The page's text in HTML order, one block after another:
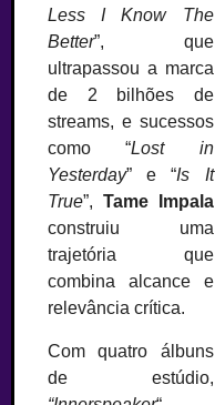
Less I Know The
Better”, que
ultrapassou a marca
de 2 bilhões de
streams, e sucessos
como “Lost in
Yesterday” e “Is It
True”, Tame Impala
construiu uma
trajetória que
combina alcance e
relevância crítica.
Com quatro álbuns
de estúdio,